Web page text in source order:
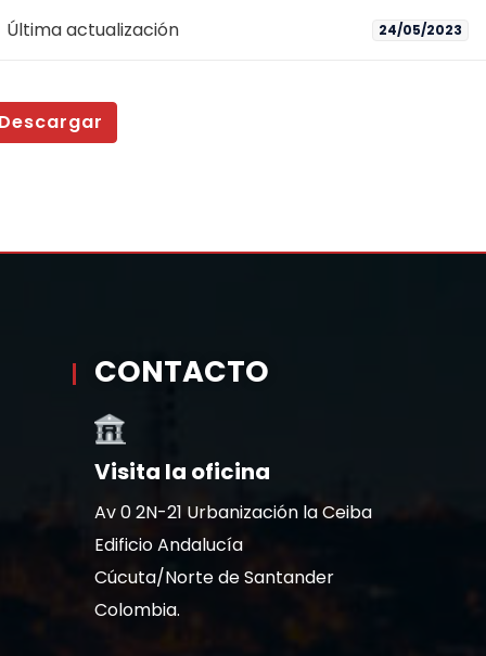
Última actualización 24/05/2023
CONTACTO
Visita la oficina
Av 0 2N-21 Urbanización la Ceiba
Edificio Andalucía
Cúcuta/Norte de Santander
Colombia.